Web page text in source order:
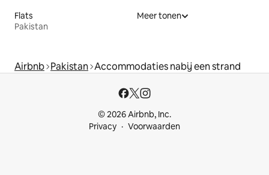
Flats
Pakistan
Meer tonen
Airbnb Pakistan Accommodaties nabij een strand
© 2026 Airbnb, Inc.
Privacy
Voorwaarden